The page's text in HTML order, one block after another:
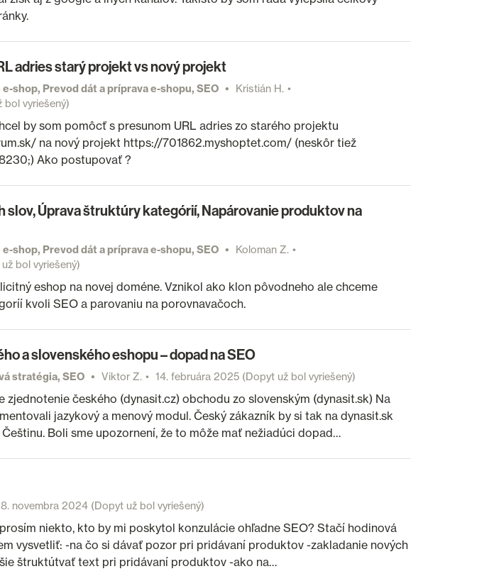
adries starý projekt vs nový projekt
shop, Prevod dát a príprava e-shopu, SEO
Kristián H.
vyriešený)
by som pomôcť s presunom URL adries zo starého projektu
na nový projekt https://701862.myshoptet.com/ (neskôr tiež
Ako postupovať ?
slov, Úprava štruktúry kategórií, Napárovanie produktov na
shop, Prevod dát a príprava e-shopu, SEO
Koloman Z.
bol vyriešený)
eshop na novej doméne. Vznikol ako klon pôvodneho ale chceme
kvoli SEO a parovaniu na porovnavačoch.
a slovenského eshopu – dopad na SEO
stratégia, SEO Viktor Z. 14. februára 2025(Dopyt už bol vyriešený)
zjednotenie českého (dynasit.cz) obchodu zo slovenským (dynasit.sk) Na
jazykový a menový modul. Český zákazník by si tak na dynasit.sk
Boli sme upozornení, že to môže mať nežiadúci dopad…
novembra 2024(Dopyt už bol vyriešený)
niekto, kto by mi poskytol konzulácie ohľadne SEO? Stačí hodinová
vysvetliť: -na čo si dávať pozor pri pridávaní produktov -zakladanie nových
štruktútvať text pri pridávaní produktov -ako na…